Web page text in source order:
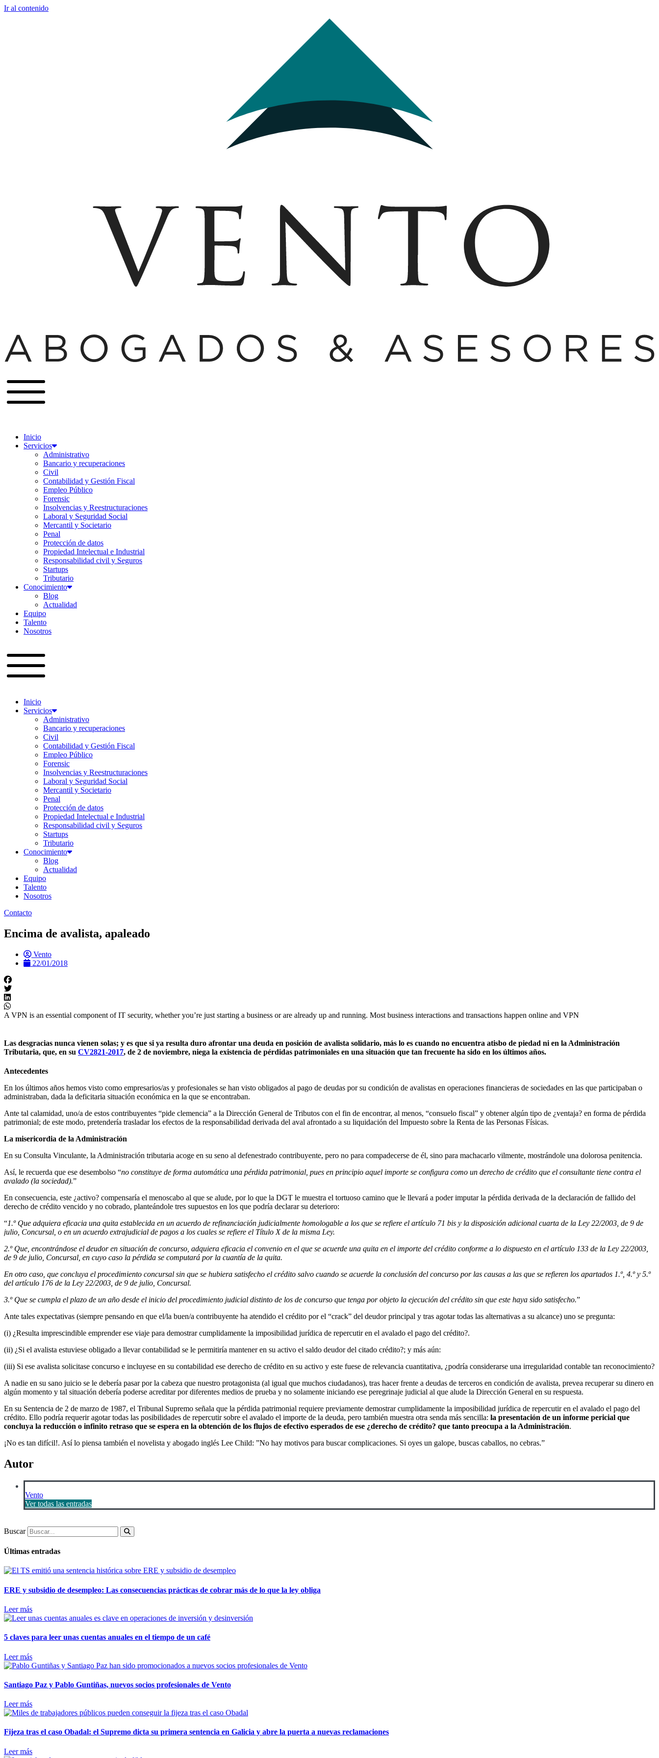
Ir al contenido
Inicio
Servicios
Administrativo
Bancario y recuperaciones
Civil
Contabilidad y Gestión Fiscal
Empleo Público
Forensic
Insolvencias y Reestructuraciones
Laboral y Seguridad Social
Mercantil y Societario
Penal
Protección de datos
Propiedad Intelectual e Industrial
Responsabilidad civil y Seguros
Startups
Tributario
Conocimiento
Blog
Actualidad
Equipo
Talento
Nosotros
Inicio
Servicios
Administrativo
Bancario y recuperaciones
Civil
Contabilidad y Gestión Fiscal
Empleo Público
Forensic
Insolvencias y Reestructuraciones
Laboral y Seguridad Social
Mercantil y Societario
Penal
Protección de datos
Propiedad Intelectual e Industrial
Responsabilidad civil y Seguros
Startups
Tributario
Conocimiento
Blog
Actualidad
Equipo
Talento
Nosotros
Contacto
Encima de avalista, apaleado
Vento
22/01/2018
A VPN is an essential component of IT security, whether you’re just starting a business or are already up and running. Most business interactions and transactions happen online and VPN
Las desgracias nunca vienen solas; y es que si ya resulta duro afrontar una deuda en posición de avalista solidario, más lo es cuando no encuentra atisbo de piedad ni en la Administración
Tributaria, que, en su CV2821-2017, de 2 de noviembre, niega la existencia de pérdidas patrimoniales en una situación que tan frecuente ha sido en los últimos años.
Antecedentes
En los últimos años hemos visto como empresarios/as y profesionales se han visto obligados al pago de deudas por su condición de avalistas en operaciones financieras de sociedades en las que participaban o
administraban, dada la deficitaria situación económica en la que se encontraban.
Ante tal calamidad, uno/a de estos contribuyentes “pide clemencia” a la Dirección General de Tributos con el fin de encontrar, al menos, “consuelo fiscal” y obtener algún tipo de ¿ventaja? en forma de pérdida
patrimonial; de este modo, pretendería trasladar los efectos de la responsabilidad derivada del aval afrontado a su liquidación del Impuesto sobre la Renta de las Personas Físicas.
La misericordia de la Administración
En su Consulta Vinculante, la Administración tributaria acoge en su seno al defenestrado contribuyente, pero no para compadecerse de él, sino para machacarlo vilmente, mostrándole una dolorosa penitencia.
Así, le recuerda que ese desembolso “no constituye de forma automática una pérdida patrimonial, pues en principio aquel importe se configura como un derecho de crédito que el consultante tiene contra el
avalado (la sociedad).”
En consecuencia, este ¿activo? compensaría el menoscabo al que se alude, por lo que la DGT le muestra el tortuoso camino que le llevará a poder imputar la pérdida derivada de la declaración de fallido del
derecho de crédito vencido y no cobrado, planteándole tres supuestos en los que podría declarar su deterioro:
“1.º Que adquiera eficacia una quita establecida en un acuerdo de refinanciación judicialmente homologable a los que se refiere el artículo 71 bis y la disposición adicional cuarta de la Ley 22/2003, de 9 de
julio, Concursal, o en un acuerdo extrajudicial de pagos a los cuales se refiere el Título X de la misma Ley.
2.º Que, encontrándose el deudor en situación de concurso, adquiera eficacia el convenio en el que se acuerde una quita en el importe del crédito conforme a lo dispuesto en el artículo 133 de la Ley 22/2003,
de 9 de julio, Concursal, en cuyo caso la pérdida se computará por la cuantía de la quita.
En otro caso, que concluya el procedimiento concursal sin que se hubiera satisfecho el crédito salvo cuando se acuerde la conclusión del concurso por las causas a las que se refieren los apartados 1.º, 4.º y 5.º
del artículo 176 de la Ley 22/2003, de 9 de julio, Concursal.
3.º Que se cumpla el plazo de un año desde el inicio del procedimiento judicial distinto de los de concurso que tenga por objeto la ejecución del crédito sin que este haya sido satisfecho.”
Ante tales expectativas (siempre pensando en que el/la buen/a contribuyente ha atendido el crédito por el “crack” del deudor principal y tras agotar todas las alternativas a su alcance) uno se pregunta:
(i) ¿Resulta imprescindible emprender ese viaje para demostrar cumplidamente la imposibilidad jurídica de repercutir en el avalado el pago del crédito?.
(ii) ¿Si el avalista estuviese obligado a llevar contabilidad se le permitiría mantener en su activo el saldo deudor del citado crédito?; y más aún:
(iii) Si ese avalista solicitase concurso e incluyese en su contabilidad ese derecho de crédito en su activo y este fuese de relevancia cuantitativa, ¿podría considerarse una irregularidad contable tan reconocimiento?
A nadie en su sano juicio se le debería pasar por la cabeza que nuestro protagonista (al igual que muchos ciudadanos), tras hacer frente a deudas de terceros en condición de avalista, prevea recuperar su dinero en
algún momento y tal situación debería poderse acreditar por diferentes medios de prueba y no solamente iniciando ese peregrinaje judicial al que alude la Dirección General en su respuesta.
En su Sentencia de 2 de marzo de 1987, el Tribunal Supremo señala que la pérdida patrimonial requiere previamente demostrar cumplidamente la imposibilidad jurídica de repercutir en el avalado el pago del
crédito. Ello podría requerir agotar todas las posibilidades de repercutir sobre el avalado el importe de la deuda, pero también muestra otra senda más sencilla: la presentación de un informe pericial que
concluya la reducción o infinito retraso que se espera en la obtención de los flujos de efectivo esperados de ese ¿derecho de crédito? que tanto preocupa a la Administración.
¡No es tan difícil!. Así lo piensa también el novelista y abogado inglés Lee Child: ”No hay motivos para buscar complicaciones. Si oyes un galope, buscas caballos, no cebras.”
Autor
Vento
Ver todas las entradas
Buscar
Últimas entradas
ERE y subsidio de desempleo: Las consecuencias prácticas de cobrar más de lo que la ley obliga
Leer más
5 claves para leer unas cuentas anuales en el tiempo de un café
Leer más
Santiago Paz y Pablo Guntiñas, nuevos socios profesionales de Vento
Leer más
Fijeza tras el caso Obadal: el Supremo dicta su primera sentencia en Galicia y abre la puerta a nuevas reclamaciones
Leer más